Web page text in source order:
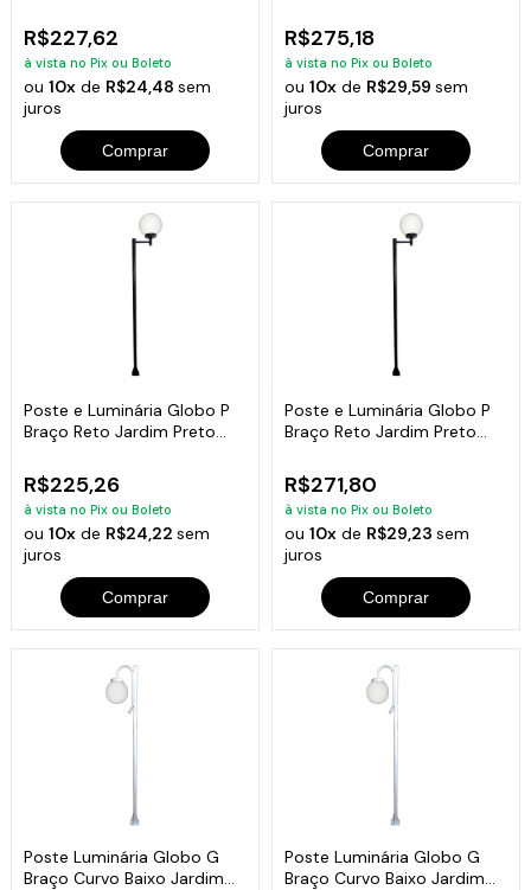
R$227,62
à vista no Pix ou Boleto
ou10x de R$24,48sem
juros
Comprar
R$275,18
à vista no Pix ou Boleto
ou 10xde R$29,59 sem
juros
Comprar
Poste e Luminária Globo P
Braço Reto Jardim Preto
R$225,26
à vista no Pix ou Boleto
ou10x de R$24,22sem
juros
Comprar
Poste e Luminária Globo P
Braço Reto Jardim Preto
R$271,80
à vista no Pix ou Boleto
ou 10xde R$29,23 sem
juros
Comprar
Poste Luminária Globo G
Braço Curvo Baixo Jardim
Poste Luminária Globo G
Braço Curvo Baixo Jardim